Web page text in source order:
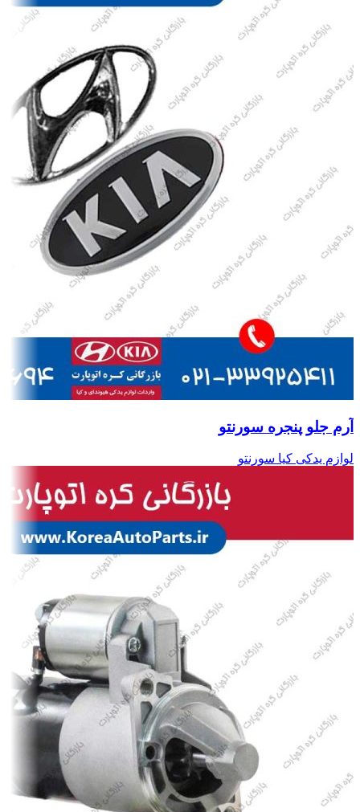
آرم جلو پنجره سورنتو
لوازم یدکی کیا سورنتو